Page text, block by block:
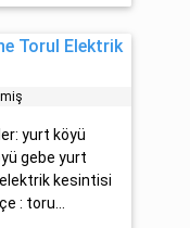
Torul Elektrik
yurt köyü
gebe yurt
kesintisi
: toru...